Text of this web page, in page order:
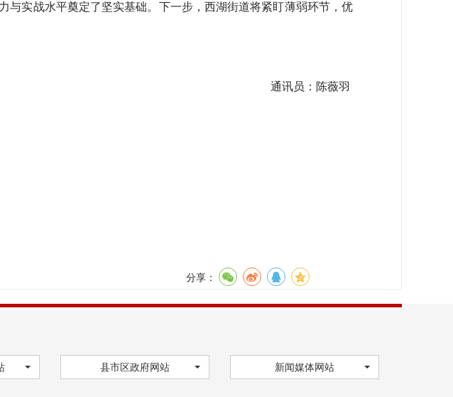
实战水平奠定了坚实基础。下一步，西湖街道将紧盯薄弱环节，优
通讯员： 陈薇羽
分享：
县市区政府网站 新闻媒体网站